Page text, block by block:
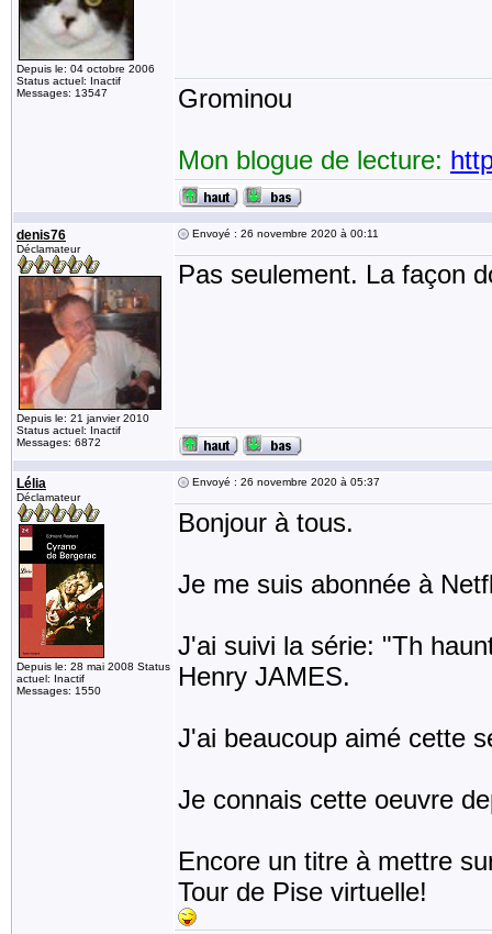
Depuis le: 04 octobre 2006
Status actuel: Inactif
Messages: 13547
Grominou
Mon blogue de lecture:
denis76
Déclamateur
Depuis le: 21 janvier 2010
Status actuel: Inactif
Messages: 6872
Envoyé : 26 novembre 2020 à 00:11
Pas seulement. La façon
Lélia
Déclamateur
Depuis le: 28 mai 2008 Status
actuel: Inactif
Messages: 1550
Envoyé : 26 novembre 2020 à 05:37
Bonjour à tous.
Je me suis abonnée à
J'ai suivi la série: "Th
Henry JAMES.
J'ai beaucoup aimé cette
Je connais cette oeuvre
Encore un titre à mettre
Tour de Pise virtuelle!